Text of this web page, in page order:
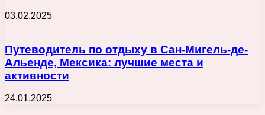
03.02.2025
Путеводитель по отдыху в Сан-Мигель-де-
Альенде, Мексика: лучшие места и
активности
24.01.2025